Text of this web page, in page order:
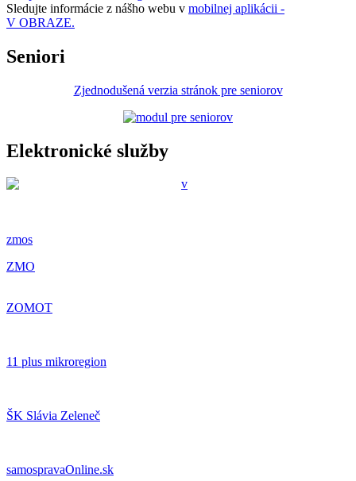
Sledujte informácie z nášho webu v mobilnej aplikácii -
V OBRAZE.
Seniori
Zjednodušená verzia stránok pre seniorov
Elektronické služby
zmos
ZMO
ZOMOT
11 plus mikroregion
ŠK Slávia Zeleneč
samospravaOnline.sk